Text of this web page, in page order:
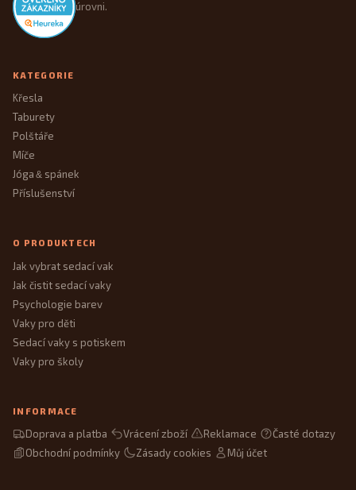
úrovni.
KATEGORIE
Křesla
Taburety
Polštáře
Míče
Jóga&spánek
Příslušenství
O PRODUKTECH
Jak vybrat sedací vak
Jak čistit sedací vaky
Psychologie barev
Vaky pro děti
Sedací vaky s potiskem
Vaky pro školy
INFORMACE
Doprava a platba Vrácení zboží Reklamace
Časté dotazy
Obchodní podmínky
Zásady cookies Můj účet